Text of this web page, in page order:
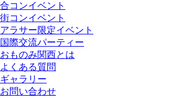
合コンイベント
街コンイベント
アラサー限定イベント
国際交流パーティー
おものみ関西とは
よくある質問
ギャラリー
お問い合わせ